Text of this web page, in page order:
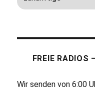
FREIE RADIOS
Wir senden von 6:00